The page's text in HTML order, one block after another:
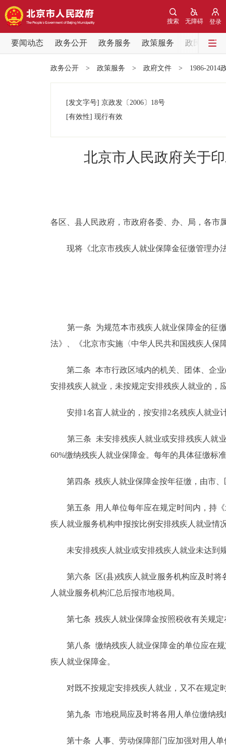
登录
无障碍
搜索
要闻动态 政务公开 政务服务 政策服务
政民互动
党中央精神
政策兑现
决策公开
中介服务
政民互动
12345网上接诉即办
绿色北京
ENGLISH
政务公开 > 政策服务 > 政府文件 > 1986-2014
[发文字号] 京政发 〔2006〕 18号
[有效性] 现行有效
北京市人民政府关于
各区、县人民政府，市政府各委、办、局，各市
现将《北京市残疾人就业保障金征缴管理办
第一条 为规范本市残疾人就业保障金的征缴
法》、《北京市实施〈中华人民共和国残疾人保
第二条 本市行政区域内的机关、团体、企业(
安排残疾人就业，未按规定安排残疾人就业的，
安排1名盲人就业的，按安排2名残疾人就业
第三条 未安排残疾人就业或安排残疾人就业
60%缴纳残疾人就业保障金。每年的具体征缴标
第四条 残疾人就业保障金按年征缴，由市、
第五条 用人单位每年应在规定时间内，持《
疾人就业服务机构申报按比例安排残疾人就业情
未安排残疾人就业或安排残疾人就业未达到
第六条 区(县)残疾人就业服务机构应及时将
人就业服务机构汇总后报市地税局。
第七条 残疾人就业保障金按照税收有关规定
第八条 缴纳残疾人就业保障金的单位应在规
疾人就业保障金。
对既不按规定安排残疾人就业，又不在规定
第九条 市地税局应及时将各用人单位缴纳残
第十条 人事、劳动保障部门应加强对用人单